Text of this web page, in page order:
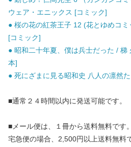
ウェア・エニックス [コミック]
● 桜の花の紅茶王子 12 (花とゆめコ
[コミック]
● 昭和二十年夏、僕は兵士だった / 梯
本]
● 死にざまに見る昭和史 八人の凛然
■通常２４時間以内に発送可能です。
■メール便は、１冊から送料無料です。
宅急便の場合、2,500円以上送料無料